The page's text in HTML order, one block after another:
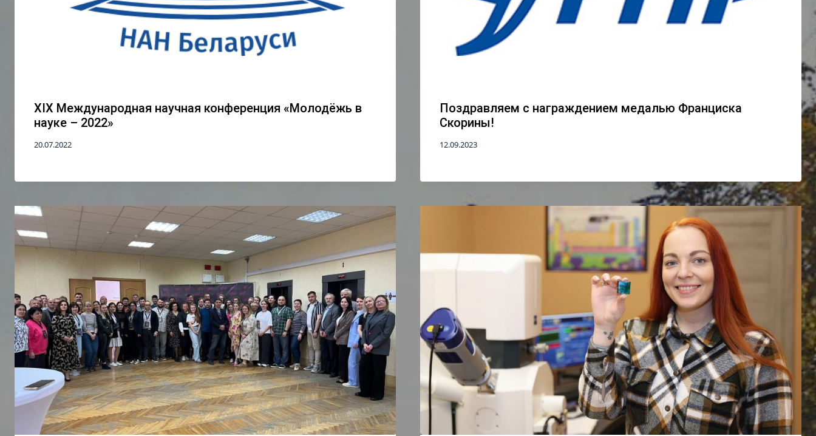
XIX Международная научная конференция «Молодёжь в
науке – 2022»
20.07.2022
Поздравляем с награждением медалью Франциска
Скорины!
12.09.2023